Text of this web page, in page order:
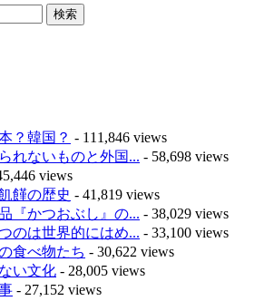
？韓国？ - 111,846 views
れないものと外国... - 58,698 views
views
饉の歴史 - 41,819 views
『かつおぶし』の... - 38,029 views
のは世界的にはめ... - 33,100 views
食べ物たち - 30,622 views
い文化 - 28,005 views
- 27,152 views